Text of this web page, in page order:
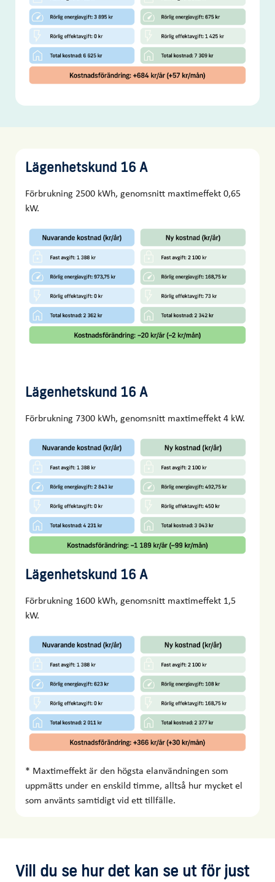
Lägenhetskund 16 A
Förbrukning 2500 kWh, genomsnitt maxtimeffekt 0,65
kW.
Lägenhetskund 16 A
Förbrukning 7300 kWh, genomsnitt maxtimeffekt 4 kW.
Lägenhetskund 16 A
Förbrukning 1600 kWh, genomsnitt maxtimeffekt 1,5
kW.
* Maxtimeffekt är den högsta elanvändningen som
uppmätts under en enskild timme, alltså hur mycket el
som använts samtidigt vid ett tillfälle.
Vill du se hur det kan se ut för just